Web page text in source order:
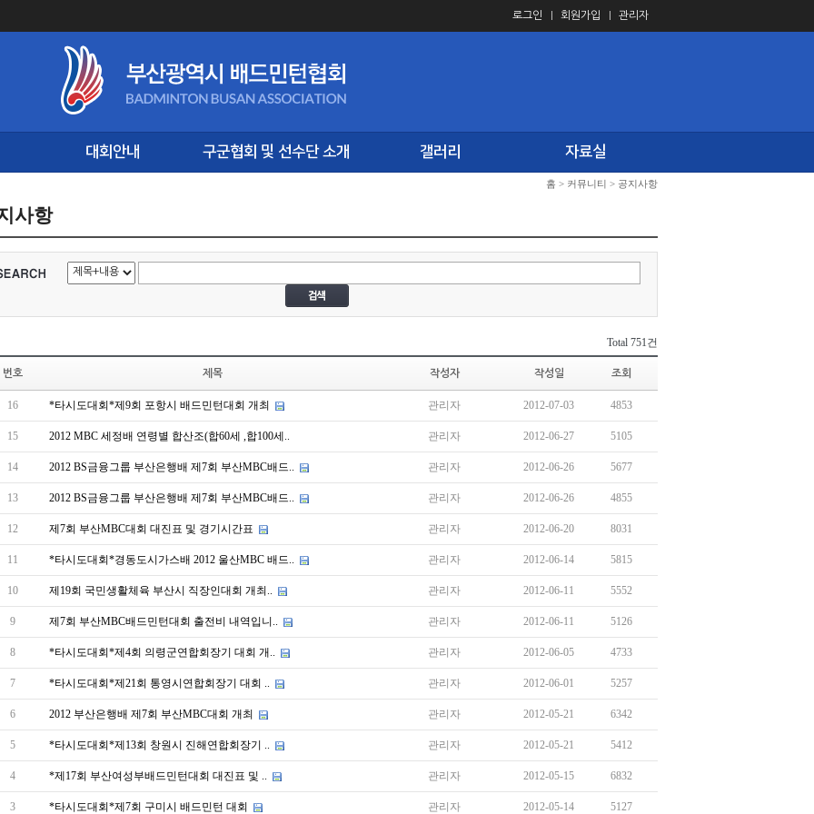
로그인 회원가입 관리자
대회안내 구군협회 및 선수단 소개 갤러리 자료실
홈 > 커뮤니티 > 공지사항
사항
Total 751건
번호 제목 작성자 작성일 조회
16 *타시도대회*제9회 포항시 배드민턴대회 개최 관리자 2012-07-03 4853
15 2012 MBC 세정배 연령별 합산조(합60세 ,합100세.. 관리자 2012-06-27 5105
14 2012 BS금융그룹 부산은행배 제7회 부산MBC배드.. 관리자 2012-06-26 5677
13 2012 BS금융그룹 부산은행배 제7회 부산MBC배드.. 관리자 2012-06-26 4855
12 제7회 부산MBC대회 대진표 및 경기시간표 관리자 2012-06-20 8031
11 *타시도대회*경동도시가스배 2012 울산MBC 배드.. 관리자 2012-06-14 5815
10 제19회 국민생활체육 부산시 직장인대회 개최.. 관리자 2012-06-11 5552
9 제7회 부산MBC배드민턴대회 출전비 내역입니.. 관리자 2012-06-11 5126
8 *타시도대회*제4회 의령군연합회장기 대회 개.. 관리자 2012-06-05 4733
7 *타시도대회*제21회 통영시연합회장기 대회 .. 관리자 2012-06-01 5257
6 2012 부산은행배 제7회 부산MBC대회 개최 관리자 2012-05-21 6342
5 *타시도대회*제13회 창원시 진해연합회장기 .. 관리자 2012-05-21 5412
4 *제17회 부산여성부배드민턴대회 대진표 및 .. 관리자 2012-05-15 6832
3 *타시도대회*제7회 구미시 배드민턴 대회 관리자 2012-05-14 5127